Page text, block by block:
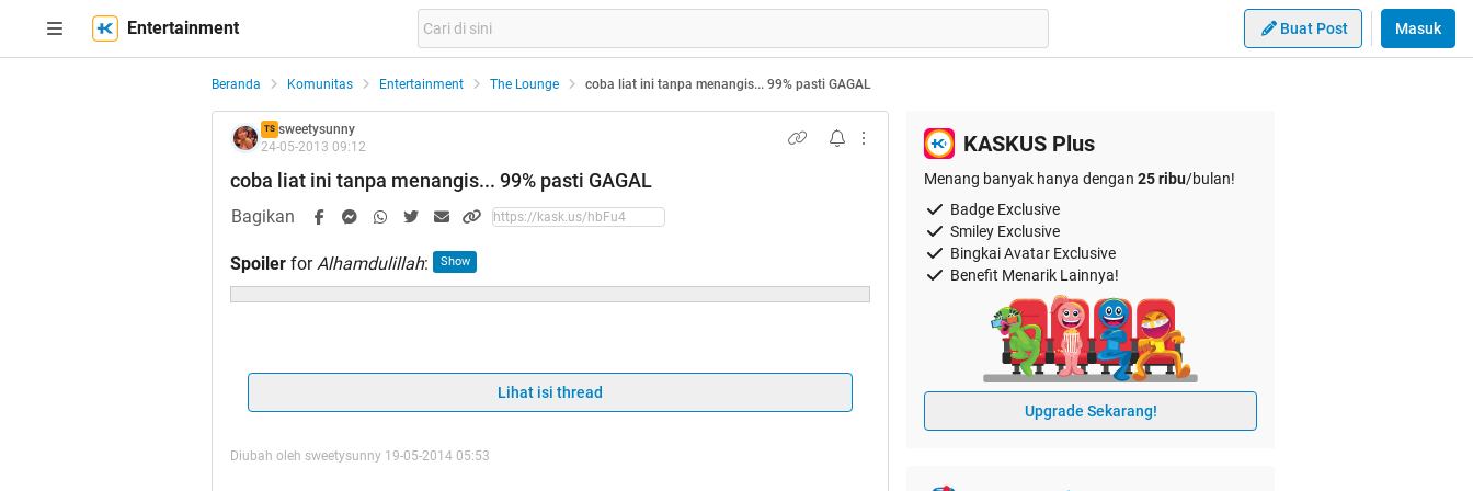
Entertainment Buat Post Masuk
Beranda Komunitas Entertainment The Lounge coba liat ini tanpa menangis... 99% pasti GAGAL
TS sweetysunny
24-05-2013 09:12
coba liat ini tanpa menangis... 99% pasti GAGAL
Bagikan
Spoiler forAlhamdulillah:
Lihat isi thread
Diubah oleh sweetysunny 19-05-2014 05:53
KASKUS Plus
Menang banyak hanya dengan 25 ribu/bulan!
Badge Exclusive
Smiley Exclusive
Bingkai Avatar Exclusive
Benefit Menarik Lainnya!
Upgrade Sekarang!